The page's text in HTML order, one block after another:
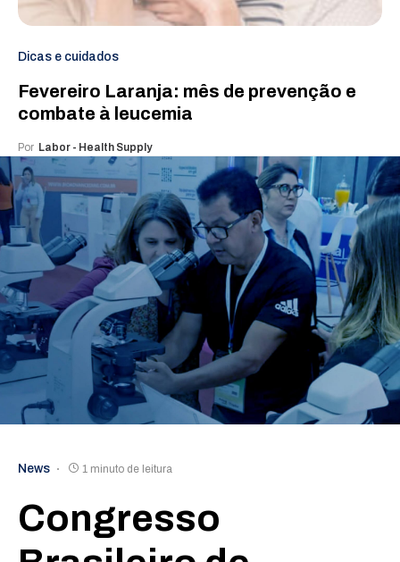
Dicas e cuidados
Fevereiro Laranja: mês de prevenção e
combate à leucemia
Por Labor - Health Supply
News 1 minuto de leitura
Congresso